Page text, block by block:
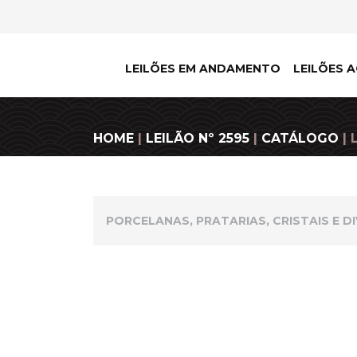
LEILÕES EM ANDAMENTO LEILÕES
HOME | LEILÃO Nº 2595 | CATÁLOGO |
PORCELANAS, PRATARIAS, CRISTAIS E